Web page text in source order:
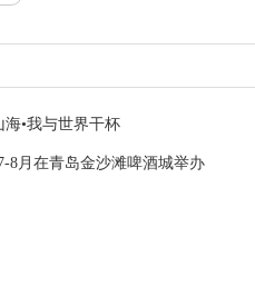
•我与世界干杯
8月在青岛金沙滩啤酒城举办